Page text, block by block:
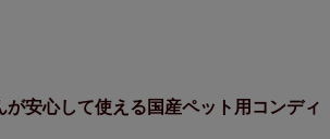
が安心して使える国産ペット用コンディ